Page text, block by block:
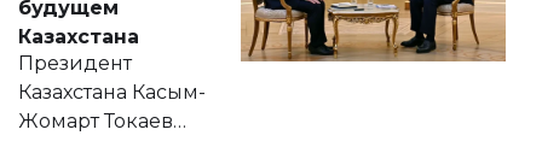
будущем
Казахстана
Президент
Казахстана Касым-
Жомарт Токаев